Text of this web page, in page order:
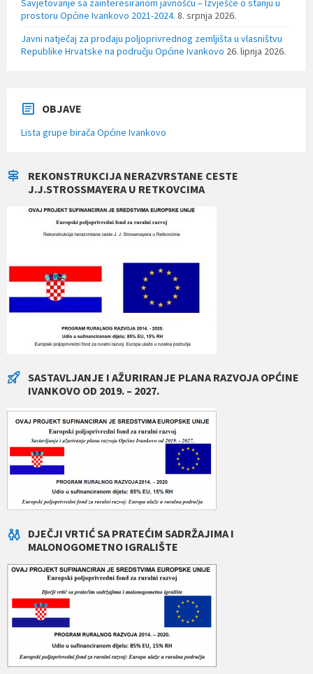
Savjetovanje sa zainteresiranom javnošću – Izvješće o stanju u
prostoru Općine Ivankovo 2021-2024. 8. srpnja 2026.
Javni natječaj za prodaju poljoprivrednog zemljišta u vlasništvu
Republike Hrvatske na području Općine Ivankovo 26. lipnja 2026.
OBJAVE
Lista grupe birača Općine Ivankovo
REKONSTRUKCIJA NERAZVRSTANE CESTE
J.J.STROSSMAYERA U RETKOVCIMA
SASTAVLJANJE I AŽURIRANJE PLANA RAZVOJA OPĆINE
IVANKOVO OD 2019. – 2027.
DJEČJI VRTIĆ SA PRATEĆIM SADRŽAJIMA I
MALONOGOMETNO IGRALIŠTE